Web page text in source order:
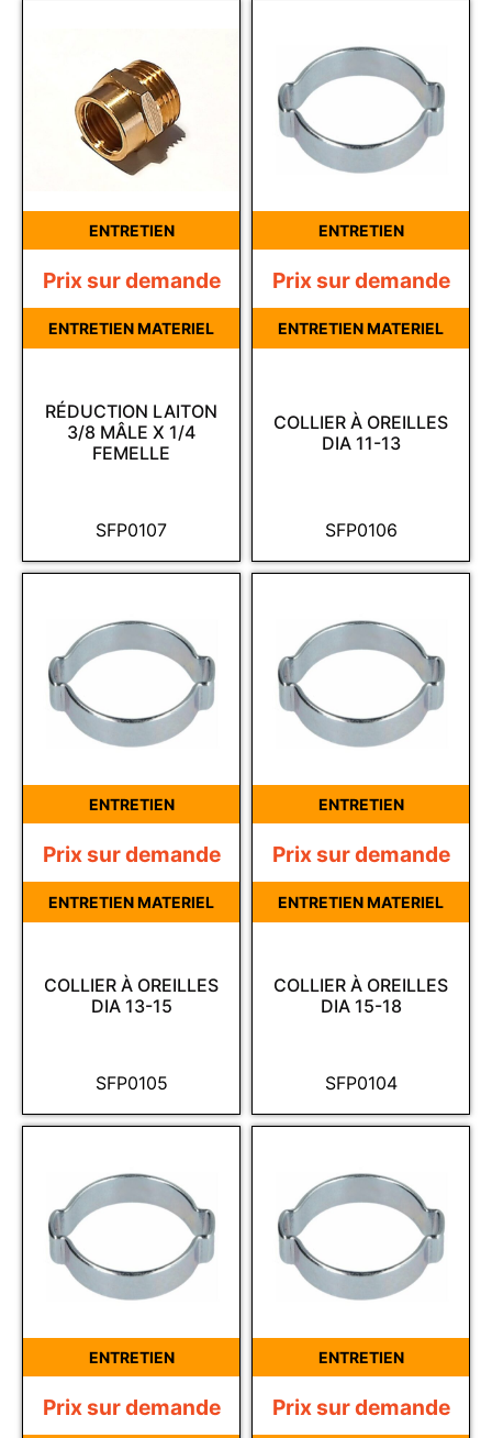
ENTRETIEN
SFP0107
RÉDUCTION LAITON
3/8 MÂLE X 1/4
FEMELLE
Prix sur demande
ENTRETIEN MATERIEL
ENTRETIEN
SFP0106
COLLIER À OREILLES
DIA 11-13
Prix sur demande
ENTRETIEN MATERIEL
ENTRETIEN
SFP0105
COLLIER À OREILLES
DIA 13-15
Prix sur demande
ENTRETIEN MATERIEL
ENTRETIEN
SFP0104
COLLIER À OREILLES
DIA 15-18
Prix sur demande
ENTRETIEN MATERIEL
ENTRETIEN
Prix sur demande
ENTRETIEN
Prix sur demande